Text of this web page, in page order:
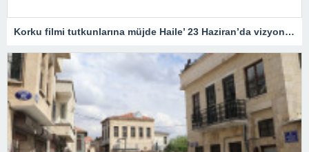
Korku filmi tutkunlarına müjde Haile’ 23 Haziran’da vizyonda